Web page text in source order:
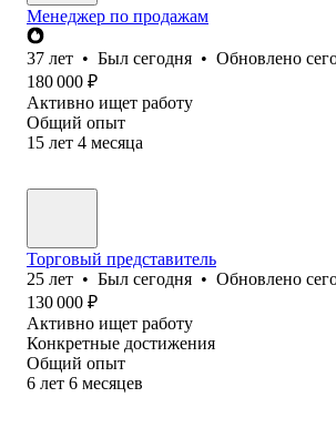
Менеджер по продажам
37 лет • Был сегодня • Обновлено
180 000 ₽
Активно ищет работу
Общий опыт
15 лет 4 месяца
Торговый представитель
25 лет • Был сегодня • Обновлено
130 000 ₽
Активно ищет работу
Конкретные достижения
Общий опыт
6 лет 6 месяцев